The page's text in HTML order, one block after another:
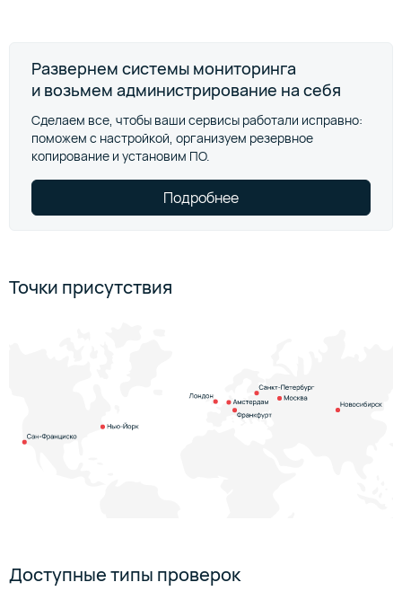
Развернем системы мониторинга
и возьмем администрирование на себя
Сделаем все, чтобы ваши сервисы работали исправно:
поможем с настройкой, организуем резервное
копирование и установим ПО.
Подробнее
Точки присутствия
Доступные типы проверок